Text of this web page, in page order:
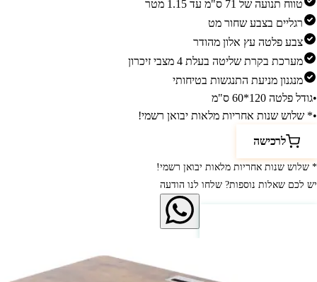
טווח תנועה של 71 ס"מ עד 1.15 מטר
רגליים בצבע שחור מט
צבע פלטה עץ אלון מהודר
מערכת בקרת שליטה בעלת 4 מצבי זיכרון
מנגנון מניעת התנגשות בטיחותי
•גודל פלטה 120*60 ס"מ
•* שלוש שנות אחריות מלאות יבואן רשמי!
לרכישה
* שלוש שנות אחריות מלאות יבואן רשמי!
יש לכם שאלות נוספות? שלחו לנו הודעה